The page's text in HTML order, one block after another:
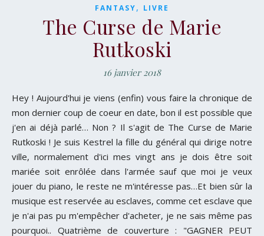
FANTASY, LIVRE
The Curse de Marie
Rutkoski
16 janvier 2018
Hey ! Aujourd'hui je viens (enfin) vous faire la chronique de
mon dernier coup de coeur en date, bon il est possible que
j'en ai déjà parlé… Non ? Il s'agit de The Curse de Marie
Rutkoski ! Je suis Kestrel la fille du général qui dirige notre
ville, normalement d'ici mes vingt ans je dois être soit
mariée soit enrôlée dans l'armée sauf que moi je veux
jouer du piano, le reste ne m'intéresse pas…Et bien sûr la
musique est reservée au esclaves, comme cet esclave que
je n'ai pas pu m'empêcher d'acheter, je ne sais même pas
pourquoi.. Quatrième de couverture : "GAGNER PEUT